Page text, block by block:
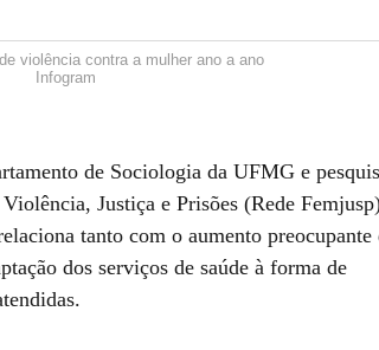
violência contra a mulher ano a ano
Infogram
de Sociologia da UFMG e
Justiça e Prisões (Rede
tanto com o aumento preocupante
dos serviços de saúde à forma de